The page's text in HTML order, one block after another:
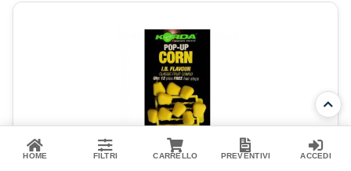
HOME FILTRI CARRELLO PREVENTIVI ACCEDI